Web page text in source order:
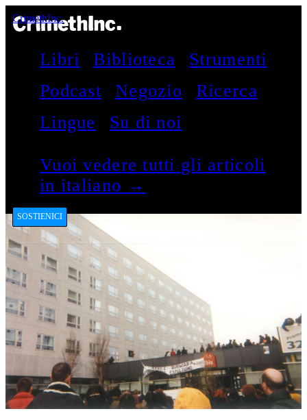
CrimethInc.
Libri Biblioteca
Strumenti
Podcast
Negozio
Ricerca
Lingue
Su di noi
Vuoi vedere tutti gli articoli
in italiano →
SOSTIENICI